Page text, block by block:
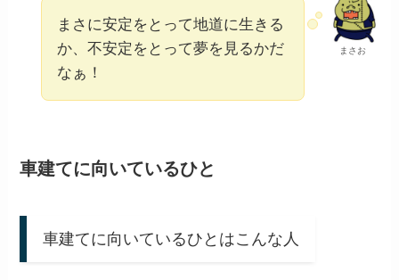
まさお
まさに安定をとって地道に生きる
か、不安定をとって夢を見るかだ
なぁ！
車建てに向いているひと
車建てに向いているひとはこんな人